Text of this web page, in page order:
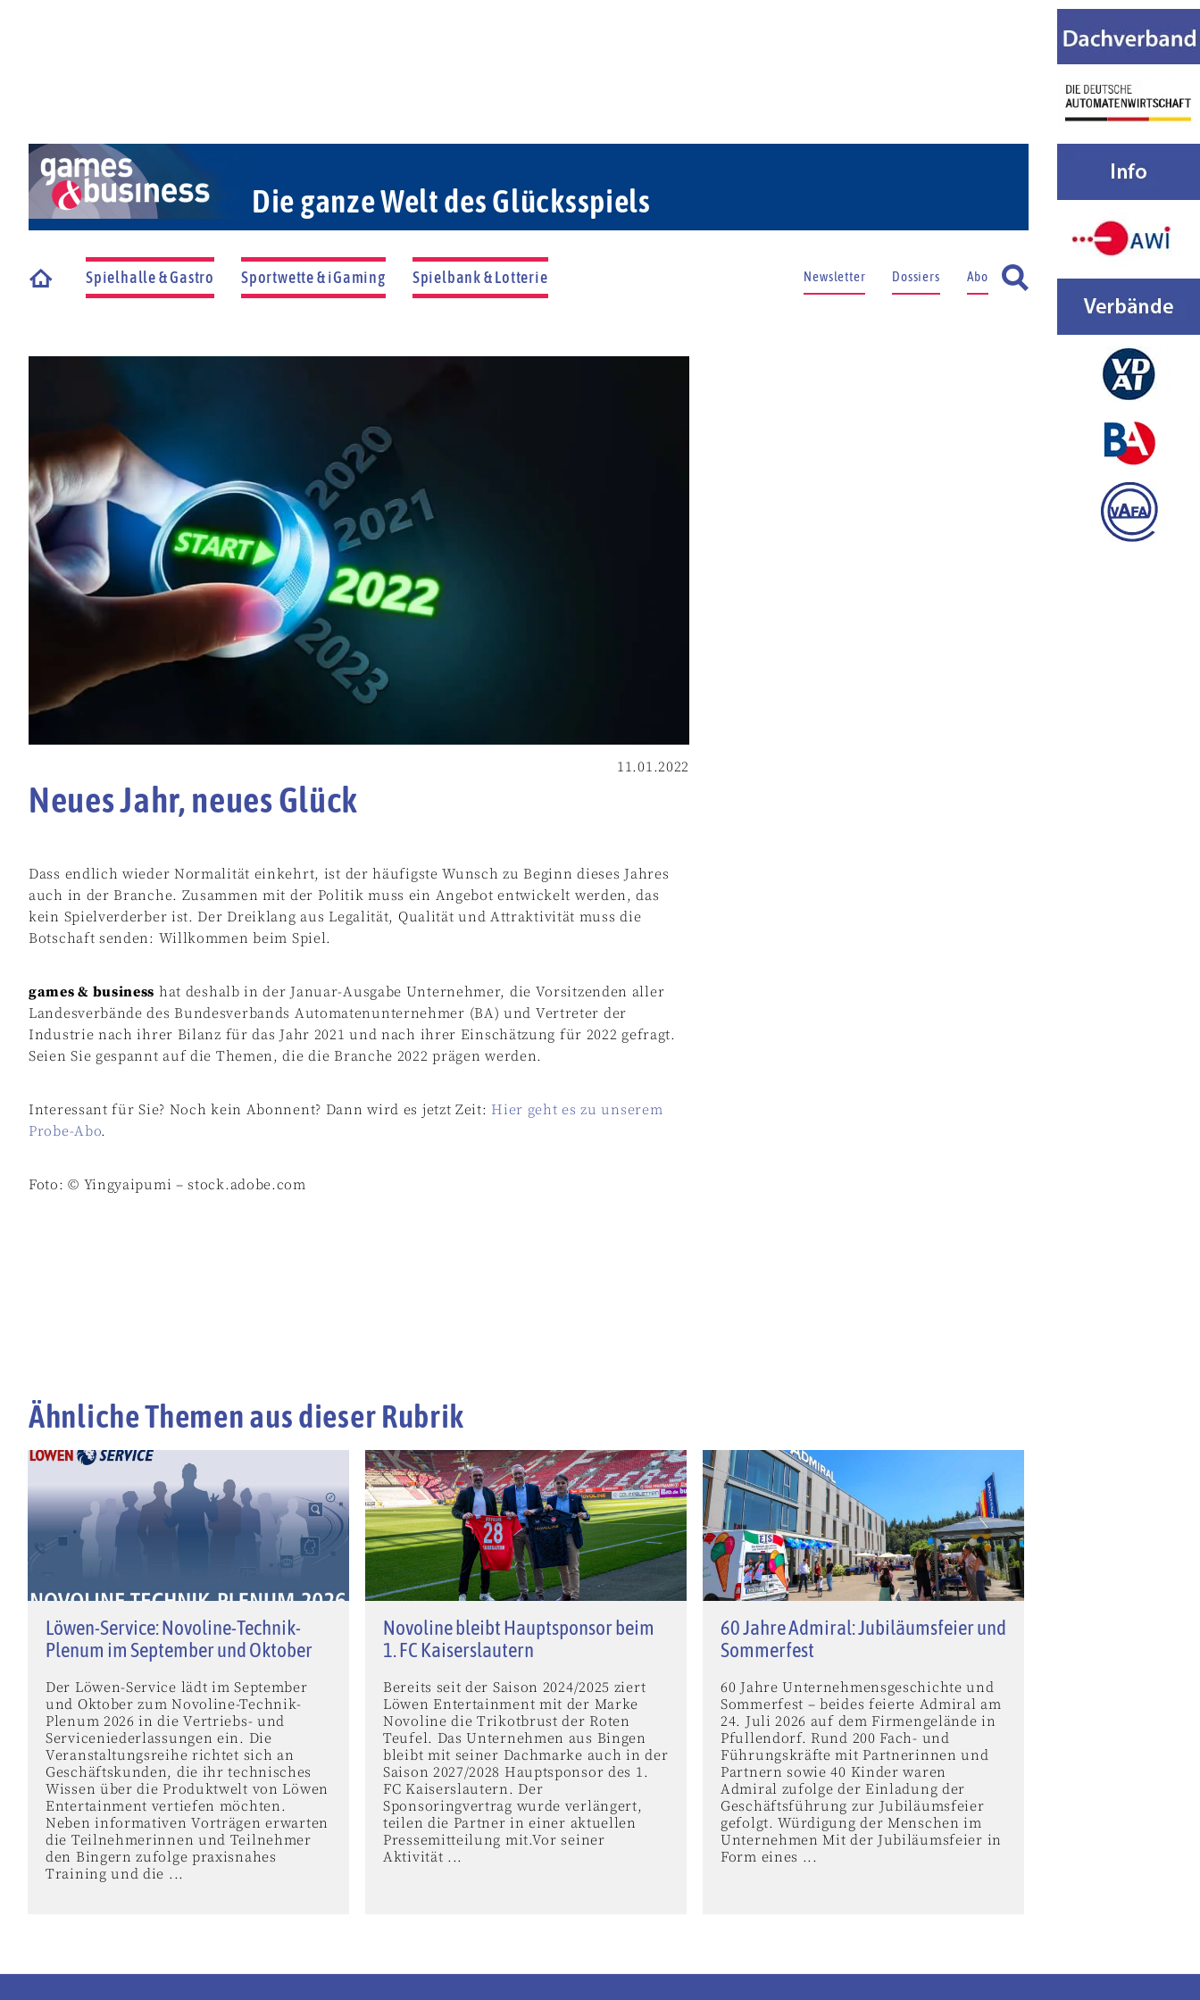
Die ganze Welt des Glücksspiels
Spielhalle & Gastro Sportwette & iGaming Spielbank & Lotterie Newsletter Dossiers Abo
11.01.2022
Neues Jahr, neues Glück
Dass endlich wieder Normalität einkehrt, ist der häufigste Wunsch zu Beginn dieses Jahres
auch in der Branche. Zusammen mit der Politik muss ein Angebot entwickelt werden, das
kein Spielverderber ist. Der Dreiklang aus Legalität, Qualität und Attraktivität muss die
Botschaft senden: Willkommen beim Spiel.
games & business hat deshalb in der Januar-Ausgabe Unternehmer, die Vorsitzenden aller
Landesverbände des Bundesverbands Automatenunternehmer (BA) und Vertreter der
Industrie nach ihrer Bilanz für das Jahr 2021 und nach ihrer Einschätzung für 2022 gefragt.
Seien Sie gespannt auf die Themen, die die Branche 2022 prägen werden.
Interessant für Sie? Noch kein Abonnent? Dann wird es jetzt Zeit: Hier geht es zu unserem
Probe-Abo.
Foto: © Yingyaipumi – stock.adobe.com
Ähnliche Themen aus dieser Rubrik
Löwen-Service: Novoline-Technik-
Plenum im September und Oktober
Der Löwen-Service lädt im September
und Oktober zum Novoline-Technik-
Plenum 2026 in die Vertriebs- und
Serviceniederlassungen ein. Die
Veranstaltungsreihe richtet sich an
Geschäftskunden, die ihr technisches
Wissen über die Produktwelt von Löwen
Entertainment vertiefen möchten.
Neben informativen Vorträgen erwarten
die Teilnehmerinnen und Teilnehmer
den Bingern zufolge praxisnahes
Training und die ...
Novoline bleibt Hauptsponsor beim
1. FC Kaiserslautern
Bereits seit der Saison 2024/2025 ziert
Löwen Entertainment mit der Marke
Novoline die Trikotbrust der Roten
Teufel. Das Unternehmen aus Bingen
bleibt mit seiner Dachmarke auch in der
Saison 2027/2028 Hauptsponsor des 1.
FC Kaiserslautern. Der
Sponsoringvertrag wurde verlängert,
teilen die Partner in einer aktuellen
Pressemitteilung mit.Vor seiner
Aktivität ...
60 Jahre Admiral: Jubiläumsfeier und
Sommerfest
60 Jahre Unternehmensgeschichte und
Sommerfest – beides feierte Admiral am
24. Juli 2026 auf dem Firmengelände in
Pfullendorf. Rund 200 Fach- und
Führungskräfte mit Partnerinnen und
Partnern sowie 40 Kinder waren
Admiral zufolge der Einladung der
Geschäftsführung zur Jubiläumsfeier
gefolgt. Würdigung der Menschen im
Unternehmen Mit der Jubiläumsfeier in
Form eines ...